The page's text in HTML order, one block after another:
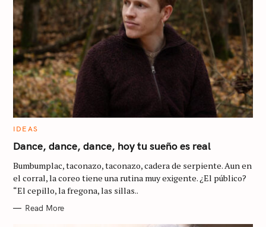
C
T
E
O
R
I
E
IDEAS
Dance, dance, dance, hoy tu sueño es real
Bumbumplac, taconazo, taconazo, cadera de serpiente. Aun en
el corral, la coreo tiene una rutina muy exigente. ¿El público?
“El cepillo, la fregona, las sillas..
Read More